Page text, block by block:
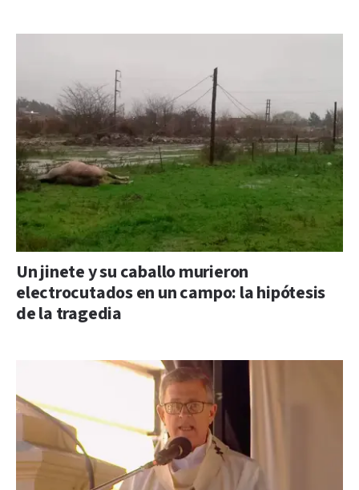
Un jinete y su caballo murieron
electrocutados en un campo: la hipótesis
de la tragedia